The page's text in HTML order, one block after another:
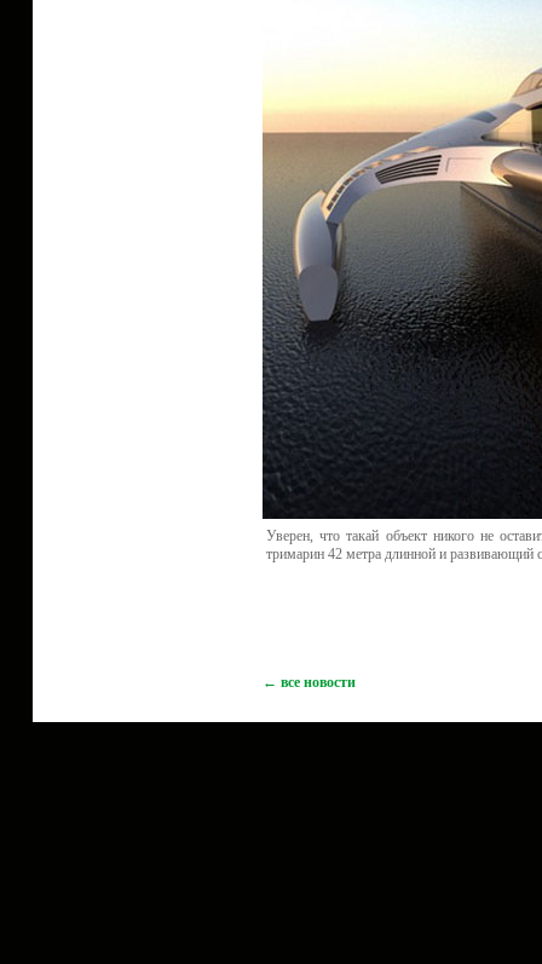
Уверен, что такай объект никого не
тримарин 42 метра длинной и развивающий
← все новости